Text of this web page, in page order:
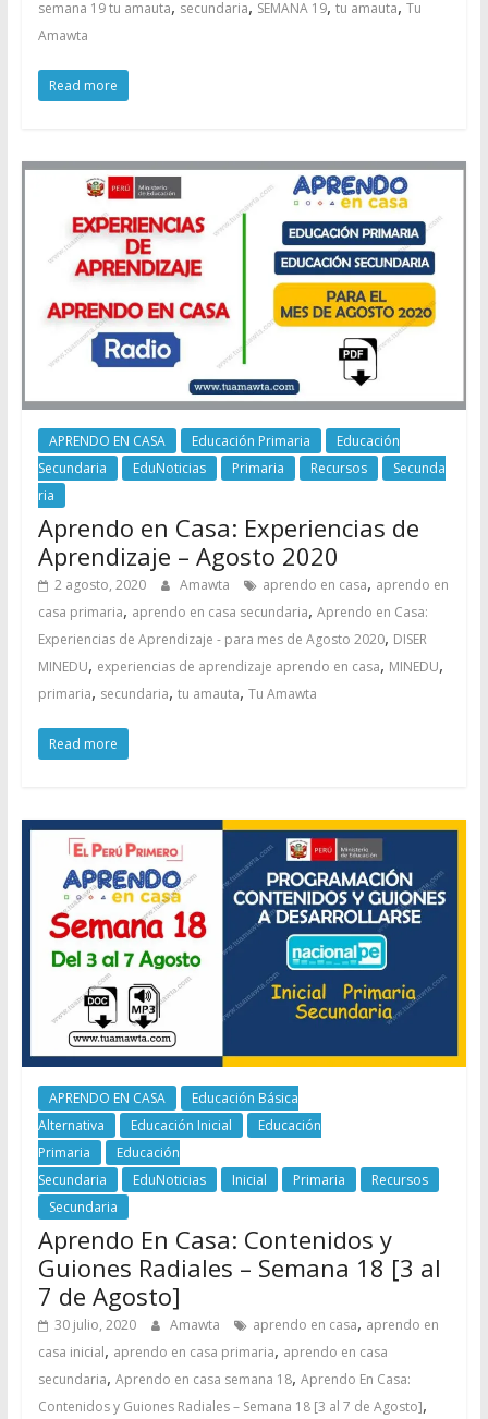
semana 19 tu amauta, secundaria, SEMANA 19, tu amauta, Tu
Amawta
Read more
APRENDO EN CASA Educación Primaria
Educación
Secundaria
EduNoticias Primaria Recursos
Secunda
ria
Aprendo en Casa: Experiencias de
Aprendizaje – Agosto 2020
2 agosto, 2020 Amawta aprendo en casa, aprendo en
casa primaria, aprendo en casa secundaria, Aprendo en Casa:
Experiencias de Aprendizaje - para mes de Agosto 2020, DISER
MINEDU, experiencias de aprendizaje aprendo en casa, MINEDU,
primaria, secundaria, tu amauta, Tu Amawta
Read more
APRENDO EN CASA
Educación Básica
Alternativa
Educación Inicial
Educación
Primaria
Educación
Secundaria
EduNoticias Inicial Primaria
Recursos
Secundaria
Aprendo En Casa: Contenidos y
Guiones Radiales – Semana 18 [3 al
7 de Agosto]
30 julio, 2020 Amawta aprendo en casa, aprendo en
casa inicial, aprendo en casa primaria, aprendo en casa
secundaria, Aprendo en casa semana 18, Aprendo En Casa:
Contenidos y Guiones Radiales – Semana 18 [3 al 7 de Agosto],